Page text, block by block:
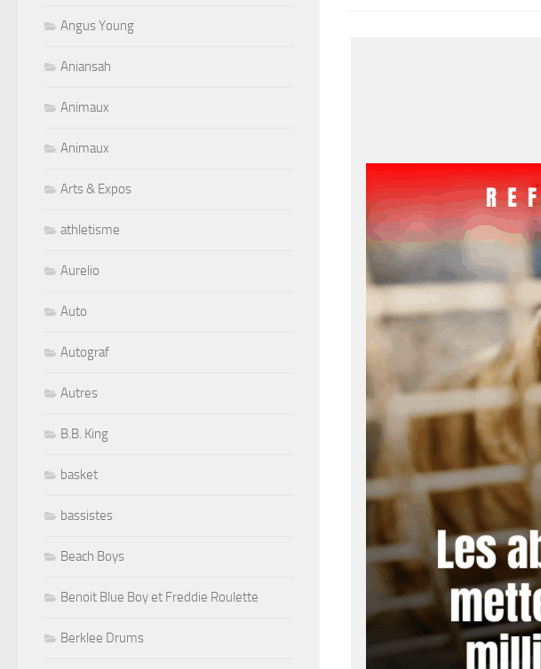
Angus Young
Aniansah
Animaux
Animaux
Arts & Expos
athletisme
Aurelio
Auto
Autograf
Autres
B.B. King
basket
bassistes
Beach Boys
Benoit Blue Boy et Freddie Roulette
Berklee Drums